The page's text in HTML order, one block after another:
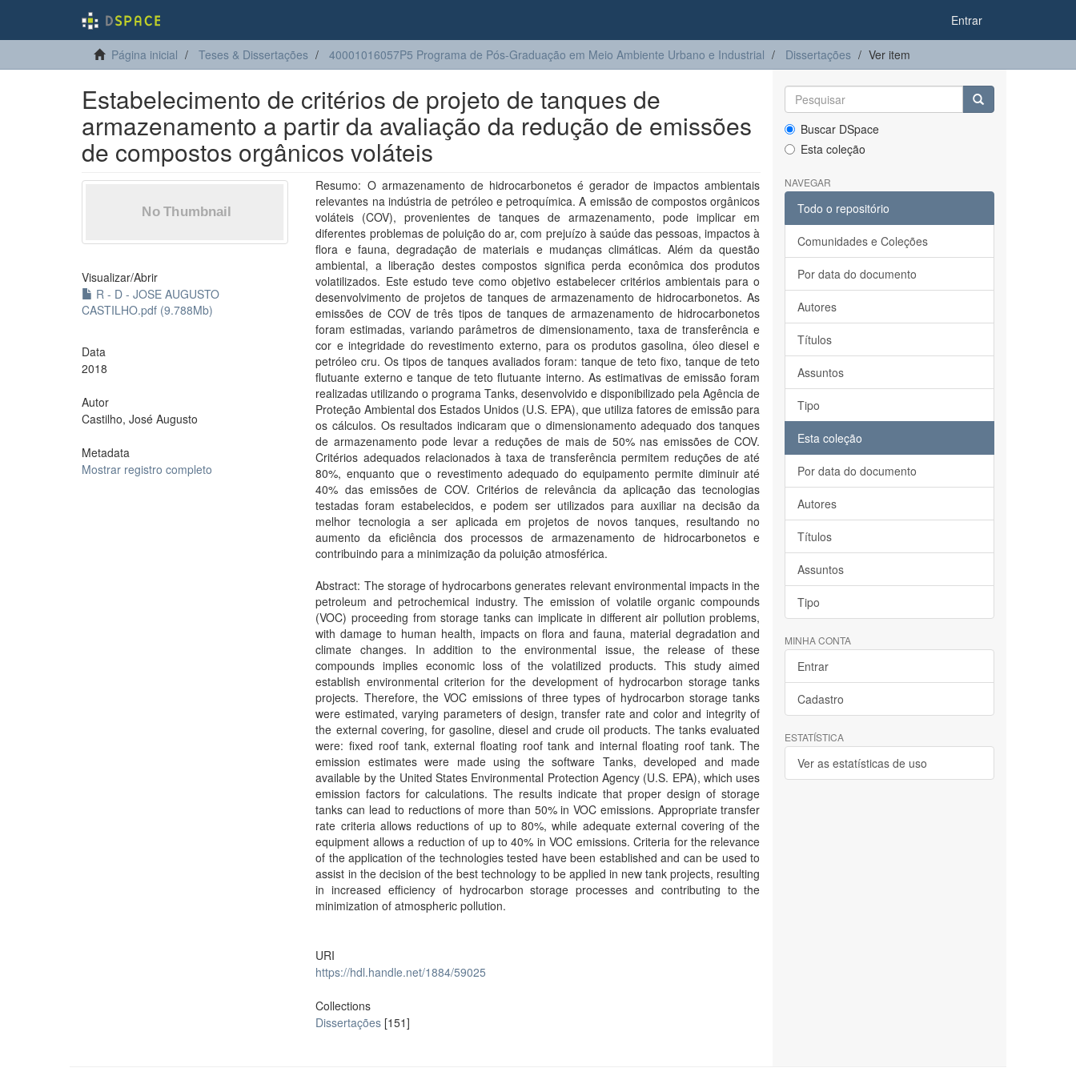
Entrar
Página inicial Teses & Dissertações 40001016057P5 Programa de Pós-Graduação em Meio Ambiente Urbano e Industrial Dissertações Ver item
Estabelecimento de critérios de projeto de tanques de
armazenamento a partir da avaliação da redução de emissões
de compostos orgânicos voláteis
Visualizar/Abrir
R - D - JOSE AUGUSTO
CASTILHO.pdf (9.788Mb)
Data
2018
Autor
Castilho, José Augusto
Metadata
Mostrar registro completo
Resumo: O armazenamento de hidrocarbonetos é gerador de impactos ambientais
relevantes na indústria de petróleo e petroquímica. A emissão de compostos orgânicos
voláteis (COV), provenientes de tanques de armazenamento, pode implicar em
diferentes problemas de poluição do ar, com prejuízo à saúde das pessoas, impactos à
flora e fauna, degradação de materiais e mudanças climáticas. Além da questão
ambiental, a liberação destes compostos significa perda econômica dos produtos
volatilizados. Este estudo teve como objetivo estabelecer critérios ambientais para o
desenvolvimento de projetos de tanques de armazenamento de hidrocarbonetos. As
emissões de COV de três tipos de tanques de armazenamento de hidrocarbonetos
foram estimadas, variando parâmetros de dimensionamento, taxa de transferência e
cor e integridade do revestimento externo, para os produtos gasolina, óleo diesel e
petróleo cru. Os tipos de tanques avaliados foram: tanque de teto fixo, tanque de teto
flutuante externo e tanque de teto flutuante interno. As estimativas de emissão foram
realizadas utilizando o programa Tanks, desenvolvido e disponibilizado pela Agência de
Proteção Ambiental dos Estados Unidos (U.S. EPA), que utiliza fatores de emissão para
os cálculos. Os resultados indicaram que o dimensionamento adequado dos tanques
de armazenamento pode levar a reduções de mais de 50% nas emissões de COV.
Critérios adequados relacionados à taxa de transferência permitem reduções de até
80%, enquanto que o revestimento adequado do equipamento permite diminuir até
40% das emissões de COV. Critérios de relevância da aplicação das tecnologias
testadas foram estabelecidos, e podem ser utilizados para auxiliar na decisão da
melhor tecnologia a ser aplicada em projetos de novos tanques, resultando no
aumento da eficiência dos processos de armazenamento de hidrocarbonetos e
contribuindo para a minimização da poluição atmosférica.
Abstract: The storage of hydrocarbons generates relevant environmental impacts in the
petroleum and petrochemical industry. The emission of volatile organic compounds
(VOC) proceeding from storage tanks can implicate in different air pollution problems,
with damage to human health, impacts on flora and fauna, material degradation and
climate changes. In addition to the environmental issue, the release of these
compounds implies economic loss of the volatilized products. This study aimed
establish environmental criterion for the development of hydrocarbon storage tanks
projects. Therefore, the VOC emissions of three types of hydrocarbon storage tanks
were estimated, varying parameters of design, transfer rate and color and integrity of
the external covering, for gasoline, diesel and crude oil products. The tanks evaluated
were: fixed roof tank, external floating roof tank and internal floating roof tank. The
emission estimates were made using the software Tanks, developed and made
available by the United States Environmental Protection Agency (U.S. EPA), which uses
emission factors for calculations. The results indicate that proper design of storage
tanks can lead to reductions of more than 50% in VOC emissions. Appropriate transfer
rate criteria allows reductions of up to 80%, while adequate external covering of the
equipment allows a reduction of up to 40% in VOC emissions. Criteria for the relevance
of the application of the technologies tested have been established and can be used to
assist in the decision of the best technology to be applied in new tank projects, resulting
in increased efficiency of hydrocarbon storage processes and contributing to the
minimization of atmospheric pollution.
URI
https://hdl.handle.net/1884/59025
Collections
Dissertações [151]
Buscar DSpace
Esta coleção
NAVEGAR
Todo o repositório
Comunidades e Coleções
Por data do documento
Autores
Títulos
Assuntos
Tipo
Esta coleção
Por data do documento
Autores
Títulos
Assuntos
Tipo
MINHA CONTA
Entrar
Cadastro
ESTATÍSTICA
Ver as estatísticas de uso